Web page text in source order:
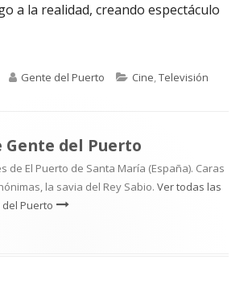
a la realidad, creando espectáculo
Autor
Gente del Puerto Categorías
Cine,Televisión
Gente del Puerto
de El Puerto de Santa María (España). Caras
la savia del Rey Sabio. Ver todas las
Puerto